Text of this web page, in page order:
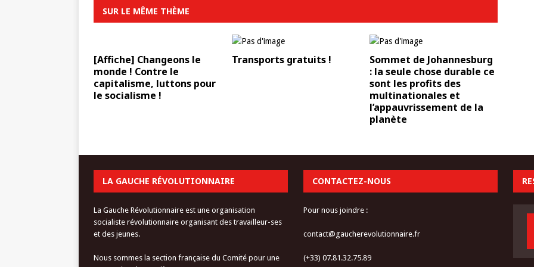
SUR LE MÊME THÈME
[Affiche] Changeons le
monde ! Contre le
capitalisme, luttons pour
le socialisme !
Transports gratuits !
Sommet de Johannesburg
: la seule chose durable ce
sont les profits des
multinationales et
l’appauvrissement de la
planète
LA GAUCHE RÉVOLUTIONNAIRE
La Gauche Révolutionnaire est une organisation
socialiste révolutionnaire organisant des travailleur-ses
et des jeunes.
Nous sommes la section française du Comité pour une
CONTACTEZ-NOUS
Pour nous joindre :
contact@gaucherevolutionnaire.fr
(+33) 07.81.32.75.89